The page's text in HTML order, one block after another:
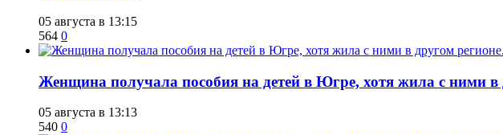
05 августа в 13:15
564 0
Женщина получала пособия на детей в Югре, хотя жила с ними в
05 августа в 13:13
540 0